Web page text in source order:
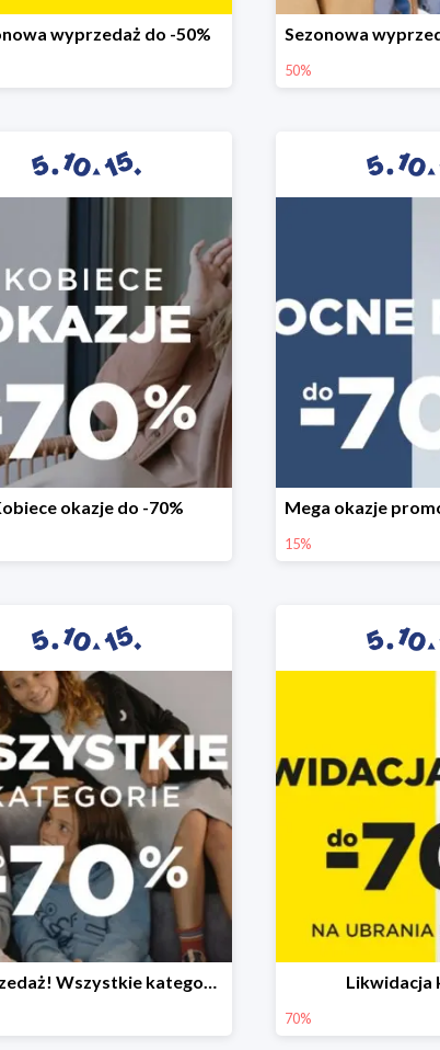
wyprzedaż do -50%
50%
okazje do -70%
15%
Wyprzedaż! Wszystkie kategorie do -70% Likwidacja
70%